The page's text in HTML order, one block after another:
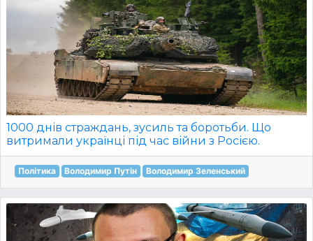
1000 днів страждань, зусиль та боротьби. Що
витримали українці під час війни з Росією.
Політика Володимир Путін Володимир Зеленський